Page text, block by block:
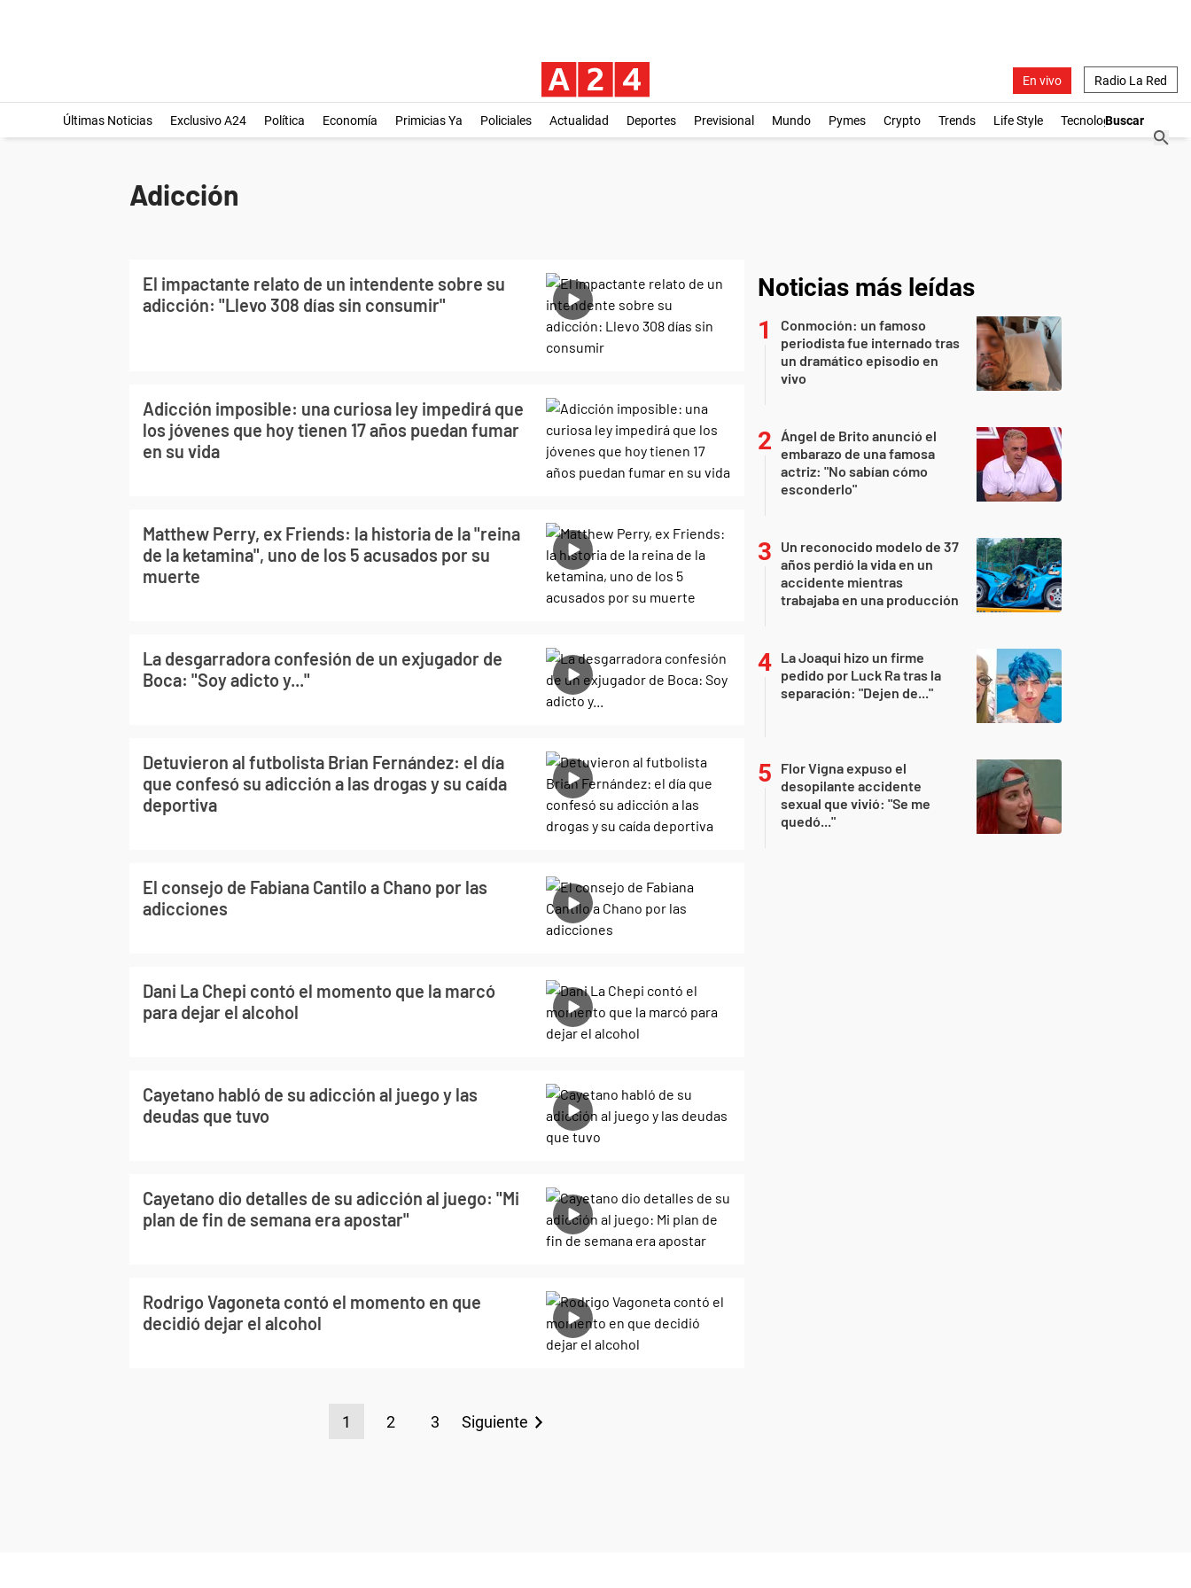
En vivo Radio La Red
Últimas Noticias Exclusivo A24 Política Economía Primicias Ya Policiales Actualidad Deportes Previsional Mundo Pymes Crypto Trends Life Style Tecnología
Adicción
El impactante relato de un intendente sobre su
adicción: "Llevo 308 días sin consumir"
Adicción imposible: una curiosa ley impedirá que
los jóvenes que hoy tienen 17 años puedan fumar
en su vida
Matthew Perry, ex Friends: la historia de la "reina
de la ketamina", uno de los 5 acusados por su
muerte
La desgarradora confesión de un exjugador de
Boca: "Soy adicto y..."
Detuvieron al futbolista Brian Fernández: el día
que confesó su adicción a las drogas y su caída
deportiva
El consejo de Fabiana Cantilo a Chano por las
adicciones
Dani La Chepi contó el momento que la marcó
para dejar el alcohol
Cayetano habló de su adicción al juego y las
deudas que tuvo
Cayetano dio detalles de su adicción al juego: "Mi
plan de fin de semana era apostar"
Rodrigo Vagoneta contó el momento en que
decidió dejar el alcohol
1 2 3 Siguiente
Noticias más leídas
Conmoción: un famoso
periodista fue internado tras
un dramático episodio en
vivo
Ángel de Brito anunció el
embarazo de una famosa
actriz: "No sabían cómo
esconderlo"
Un reconocido modelo de 37
años perdió la vida en un
accidente mientras
trabajaba en una producción
La Joaqui hizo un firme
pedido por Luck Ra tras la
separación: "Dejen de..."
Flor Vigna expuso el
desopilante accidente
sexual que vivió: "Se me
quedó..."